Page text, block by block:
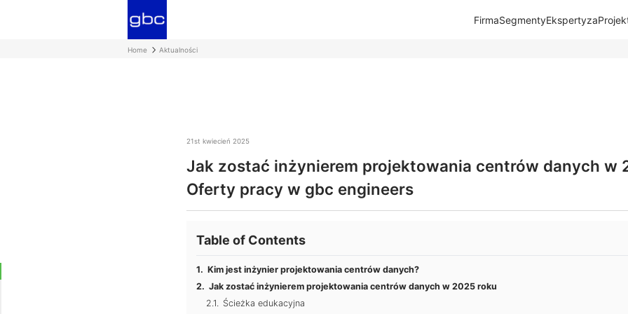
FirmaSegmentyEkspertyza
Home Aktualności
21st kwiecień 2025
Jak zostać inżynierem projektowania centrów danych w
Oferty pracy w gbc engineers
Table of Contents
Kim jest inżynier projektowania centrów danych?
Jak zostać inżynierem projektowania centrów danych w 2025 roku
Ścieżka edukacyjna